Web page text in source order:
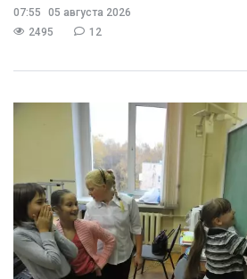
07:55
05 августа 2026
2495
12